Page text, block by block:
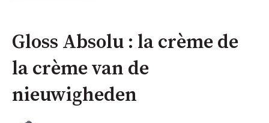
Gloss Absolu : la crème de
la crème van de
nieuwigheden